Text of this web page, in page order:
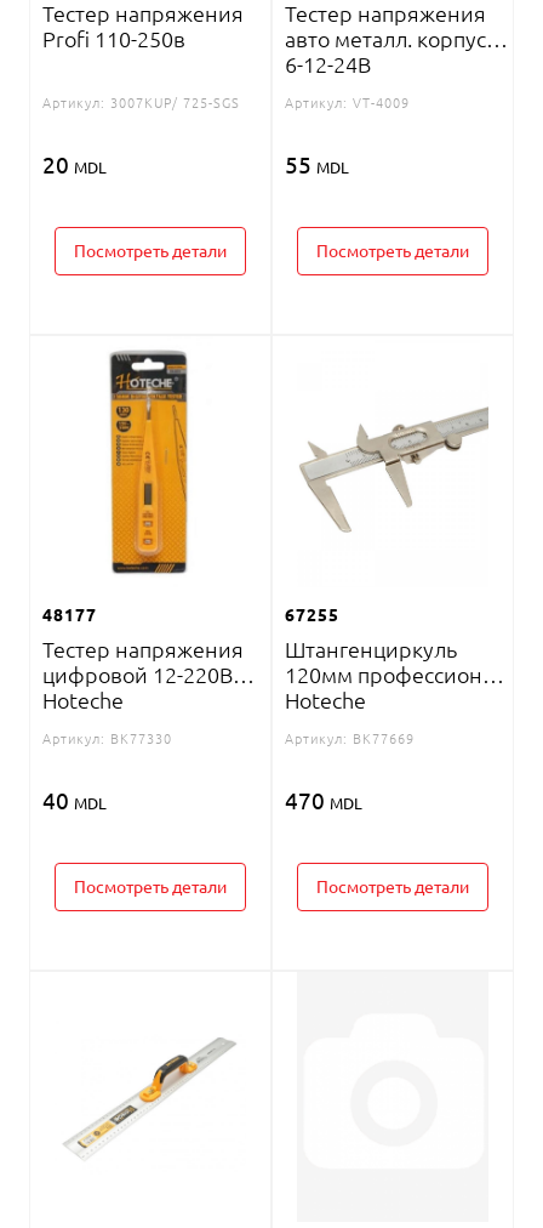
Тестер напряжения
Profi 110-250в
Артикул: 3007KUP/ 725-SGS
20 MDL
Посмотреть детали
Тестер напряжения
авто металл. корпусе
6-12-24В
Артикул: VT-4009
55 MDL
Посмотреть детали
48177
Тестер напряжения
цифровой 12-220В
Hoteche
Артикул: BK77330
40 MDL
Посмотреть детали
67255
Штангенциркуль
120мм профессионал
Hoteche
Артикул: BK77669
470 MDL
Посмотреть детали